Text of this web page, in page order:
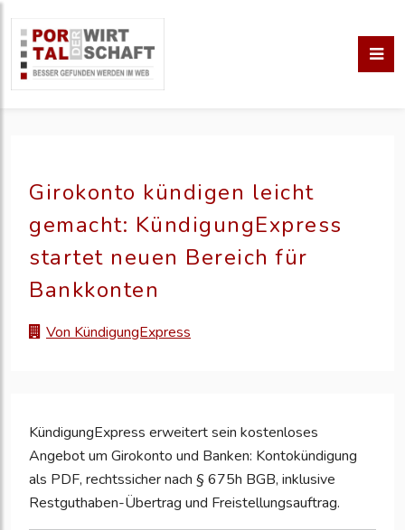
Girokonto kündigen leicht
gemacht: KündigungExpress
startet neuen Bereich für
Bankkonten
Von KündigungExpress
KündigungExpress erweitert sein kostenloses
Angebot um Girokonto und Banken: Kontokündigung
als PDF, rechtssicher nach § 675h BGB, inklusive
Restguthaben-Übertrag und Freistellungsauftrag.